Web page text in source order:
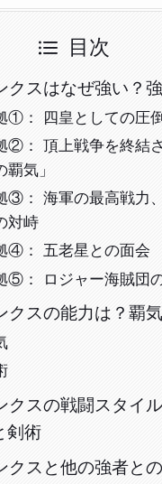
目次
クスはなぜ強い？
①： 四皇としての圧
②： 頂上戦争を終結
覇気」
③： 海軍の最高戦力
対峙
④： 五老星との面会
⑤： ロジャー海賊団
クスの能力は？覇
クスの戦闘スタイ
剣術
クスと他の強者と